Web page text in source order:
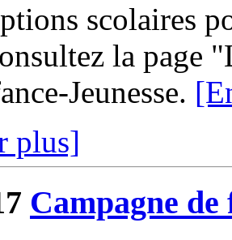
scolaires
la page
Jeunesse.
plus]
Campagne de